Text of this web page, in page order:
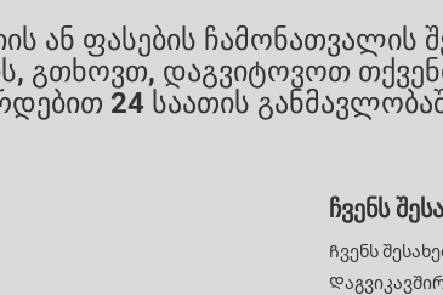
ან ფასების ჩამონათვალის
გთხოვთ, დაგვიტოვოთ
24 საათის
Ჩვენს
Ჩვენს